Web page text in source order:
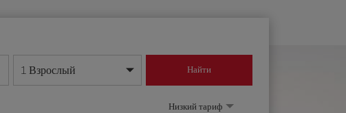
день/месяц/год
1 Взрослый Найти
Низкий тариф